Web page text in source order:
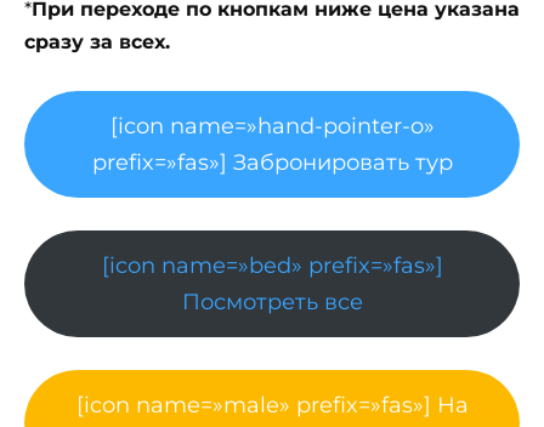
*При переходе по кнопкам ниже цена указана
сразу за всех.
[icon name=»hand-pointer-o»
prefix=»fas»] Забронировать тур
[icon name=»bed» prefix=»fas»]
Посмотреть все
[icon name=»male» prefix=»fas»] На